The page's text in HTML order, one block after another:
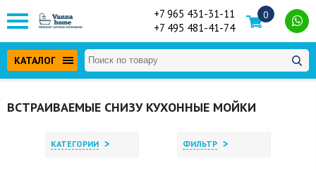
+7 965 431-31-11
+7 495 481-41-74
0
КАТАЛОГ
ВСТРАИВАЕМЫЕ СНИЗУ КУХОННЫЕ МОЙКИ
КАТЕГОРИИ > ФИЛЬТР >